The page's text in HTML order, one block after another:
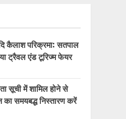
कैलाश परिक्रमा: सतपाल
ट्रैवल एंड टूरिज्म फेयर
सूची में शामिल होने से
समयबद्ध निस्तारण करें